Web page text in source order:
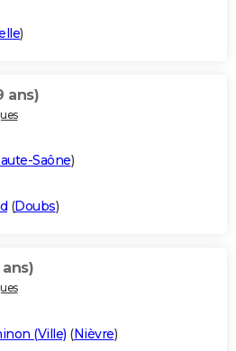
)
ans)
Saône)
(Doubs)
(Ville) (Nièvre)